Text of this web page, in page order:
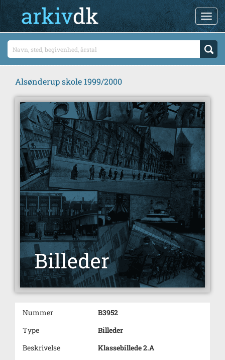
Alsønderup skole 1999/2000
Nummer
B3952
Type
Billeder
Beskrivelse
Klassebillede 2.A